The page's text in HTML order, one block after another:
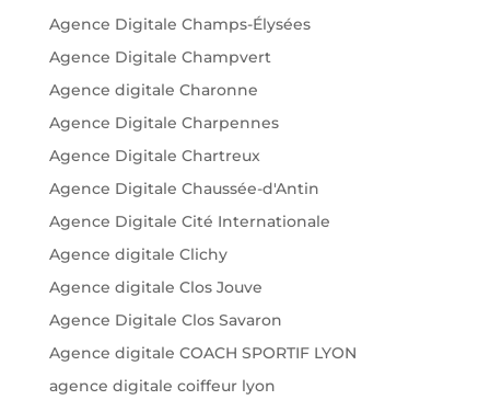
Agence Digitale Champs-Élysées
Agence Digitale Champvert
Agence digitale Charonne
Agence Digitale Charpennes
Agence Digitale Chartreux
Agence Digitale Chaussée-d'Antin
Agence Digitale Cité Internationale
Agence digitale Clichy
Agence digitale Clos Jouve
Agence Digitale Clos Savaron
Agence digitale COACH SPORTIF LYON
agence digitale coiffeur lyon